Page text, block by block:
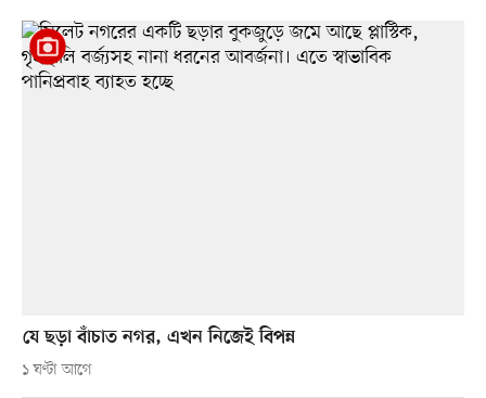
যে ছড়া বাঁচাত নগর, এখন নিজেই বিপন্ন
১ ঘণ্টা আগে